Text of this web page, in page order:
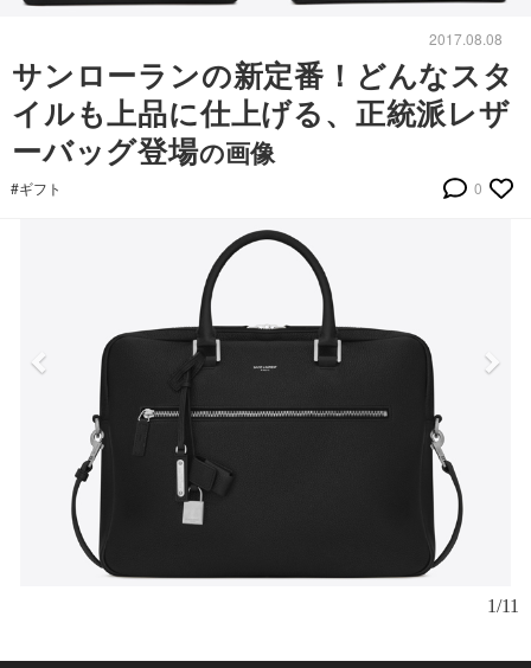
2017.08.08
サンローランの新定番！どんなスタ
イルも上品に仕上げる、正統派レザ
ーバッグ登場の画像
#ギフト 0
「
1/11